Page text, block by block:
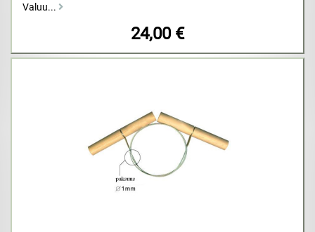
Valuu...
24,00 €